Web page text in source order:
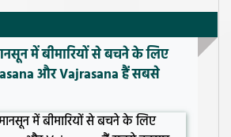
में बीमारियों से बचने के लिए
और Vajrasana हैं सबसे